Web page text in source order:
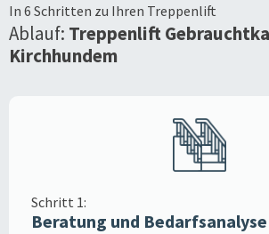
In 6 Schritten zu Ihren Treppenlift
Ablauf: Treppenlift
Kirchhundem
Schritt 1:
Beratung und Bedarfsanalyse